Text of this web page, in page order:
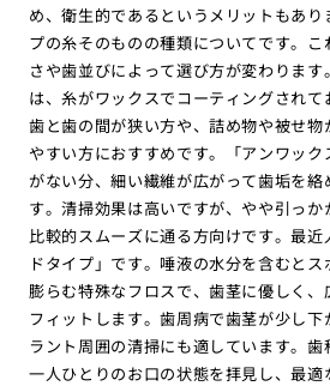
め、衛生的であるというメリットもあ
プの糸そのものの種類についてです。
さや歯並びによって選び方が変わります
は、糸がワックスでコーティングされて
歯と歯の間が狭い方や、詰め物や被せ物
やすい方におすすめです。「アンワッ
がない分、細い繊維が広がって歯垢を
す。清掃効果は高いですが、やや引っ
比較的スムーズに通る方向けです。最
ドタイプ」です。唾液の水分を含むと
膨らむ特殊なフロスで、歯茎に優しく、
フィットします。歯周病で歯茎が少し
ラント周囲の清掃にも適しています。
一人ひとりのお口の状態を拝見し、最